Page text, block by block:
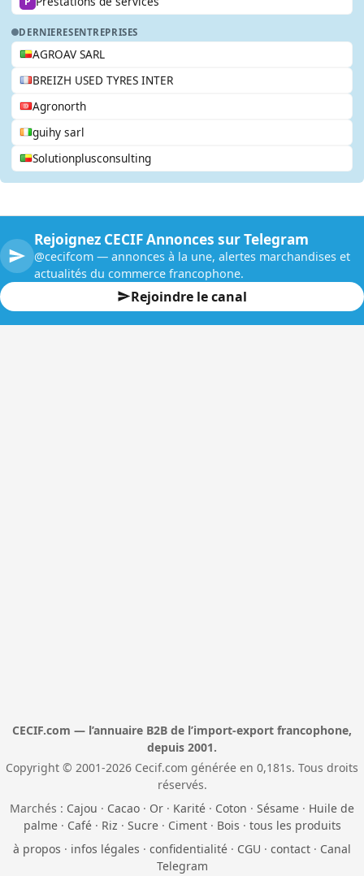
DERNIERESENTREPRISES
AGROAV SARL
BREIZH USED TYRES INTER
Agronorth
guihy sarl
Solutionplusconsulting
Rejoignez CECIF Annonces sur Telegram
@cecifcom — annonces à la une, alertes marchandises et
actualités du commerce francophone.
Rejoindre le canal
CECIF.com — l’annuaire B2B de l’import-export francophone,
depuis 2001.
Copyright © 2001-2026 Cecif.com générée en 0,181s. Tous droits
réservés.
Marchés : Cajou · Cacao · Or · Karité · Coton · Sésame · Huile de
palme· Café· Riz · Sucre· Ciment· Bois · tous les produits
à propos · infos légales · confidentialité · CGU · contact · Canal
Telegram